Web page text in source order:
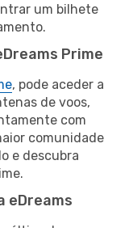
um bilhete
Prime
, pode aceder a
de voos,
com
comunidade
e descubra
eDreams